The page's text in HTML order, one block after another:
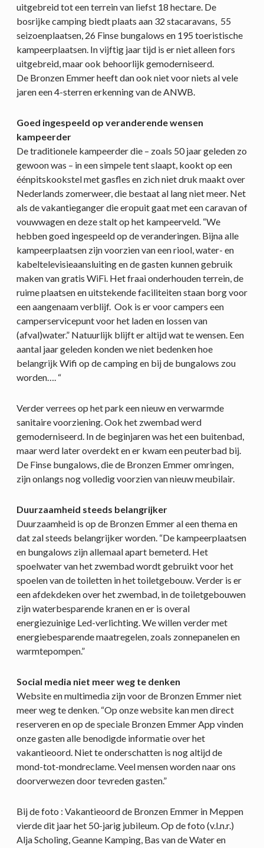
uitgebreid tot een terrein van liefst 18 hectare. De
bosrijke camping biedt plaats aan 32 stacaravans, 55
seizoenplaatsen, 26 Finse bungalows en 195 toeristische
kampeerplaatsen. In vijftig jaar tijd is er niet alleen fors
uitgebreid, maar ook behoorlijk gemoderniseerd.
De Bronzen Emmer heeft dan ook niet voor niets al vele
jaren een 4-sterren erkenning van de ANWB.
Goed ingespeeld op veranderende wensen
kampeerder
De traditionele kampeerder die – zoals 50 jaar geleden zo
gewoon was – in een simpele tent slaapt, kookt op een
éénpitskookstel met gasfles en zich niet druk maakt over
Nederlands zomerweer, die bestaat al lang niet meer. Net
als de vakantieganger die eropuit gaat met een caravan of
vouwwagen en deze stalt op het kampeerveld. “We
hebben goed ingespeeld op de veranderingen. Bijna alle
kampeerplaatsen zijn voorzien van een riool, water- en
kabeltelevisieaansluiting en de gasten kunnen gebruik
maken van gratis WiFi. Het fraai onderhouden terrein, de
ruime plaatsen en uitstekende faciliteiten staan borg voor
een aangenaam verblijf. Ook is er voor campers een
camperservicepunt voor het laden en lossen van
(afval)water.” Natuurlijk blijft er altijd wat te wensen. Een
aantal jaar geleden konden we niet bedenken hoe
belangrijk Wifi op de camping en bij de bungalows zou
worden…. “
Verder verrees op het park een nieuw en verwarmde
sanitaire voorziening. Ook het zwembad werd
gemoderniseerd. In de beginjaren was het een buitenbad,
maar werd later overdekt en er kwam een peuterbad bij.
De Finse bungalows, die de Bronzen Emmer omringen,
zijn onlangs nog volledig voorzien van nieuw meubilair.
Duurzaamheid steeds belangrijker
Duurzaamheid is op de Bronzen Emmer al een thema en
dat zal steeds belangrijker worden. “De kampeerplaatsen
en bungalows zijn allemaal apart bemeterd. Het
spoelwater van het zwembad wordt gebruikt voor het
spoelen van de toiletten in het toiletgebouw. Verder is er
een afdekdeken over het zwembad, in de toiletgebouwen
zijn waterbesparende kranen en er is overal
energiezuinige Led-verlichting. We willen verder met
energiebesparende maatregelen, zoals zonnepanelen en
warmtepompen.”
Social media niet meer weg te denken
Website en multimedia zijn voor de Bronzen Emmer niet
meer weg te denken. “Op onze website kan men direct
reserveren en op de speciale Bronzen Emmer App vinden
onze gasten alle benodigde informatie over het
vakantieoord. Niet te onderschatten is nog altijd de
mond-tot-mondreclame. Veel mensen worden naar ons
doorverwezen door tevreden gasten.”
Bij de foto : Vakantieoord de Bronzen Emmer in Meppen
vierde dit jaar het 50-jarig jubileum. Op de foto (v.l.n.r.)
Alja Scholing, Geanne Kamping, Bas van de Water en